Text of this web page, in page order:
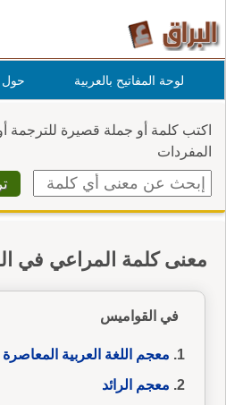
لوحة المفاتيح بالعربية حول
اكتب كلمة أو جملة قصيرة
المفردات
معنى كلمة المراعي في
في القواميس
معجم اللغة العربية المعاصرة
معجم الرائد